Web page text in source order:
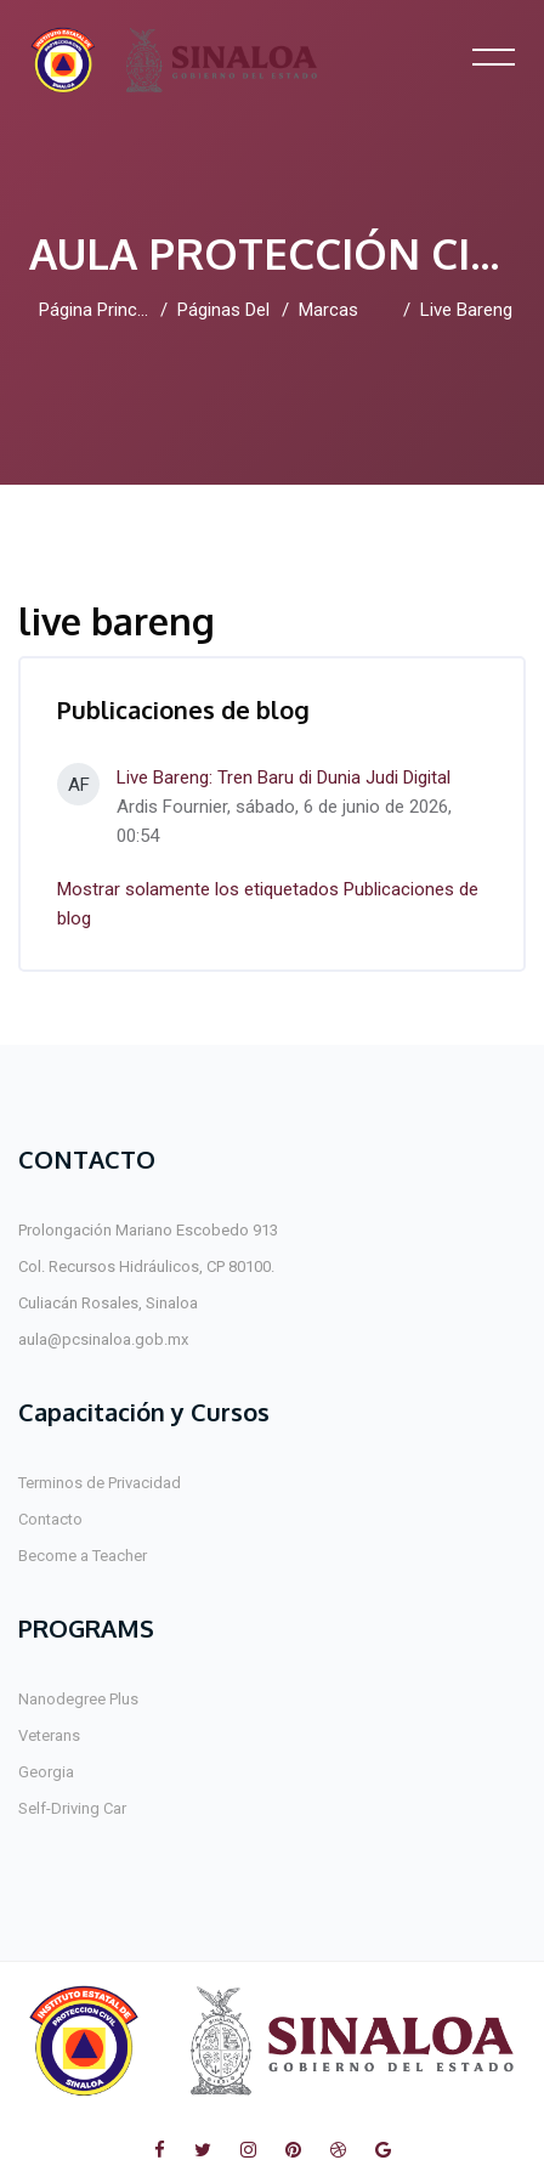
AULA PROTECCIÓN CIVIL SINALOA
Página Principal Páginas Del SitioMarcas Live Bareng
live bareng
Publicaciones de blog
AF
Live Bareng: Tren Baru di Dunia Judi Digital
Ardis Fournier, sábado, 6 de junio de 2026,
00:54
Mostrar solamente los etiquetados Publicaciones de
blog
CONTACTO
Prolongación Mariano Escobedo 913
Col. Recursos Hidráulicos, CP 80100.
Culiacán Rosales, Sinaloa
aula@pcsinaloa.gob.mx
Capacitación y Cursos
Terminos de Privacidad
Contacto
Become a Teacher
PROGRAMS
Nanodegree Plus
Veterans
Georgia
Self-Driving Car